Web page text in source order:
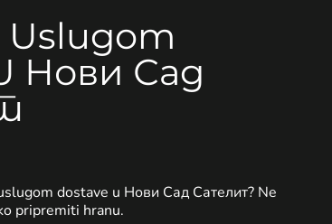
Uslugom
Нови Сад
dostave u Нови Сад Сателит? Ne
pripremiti hranu.